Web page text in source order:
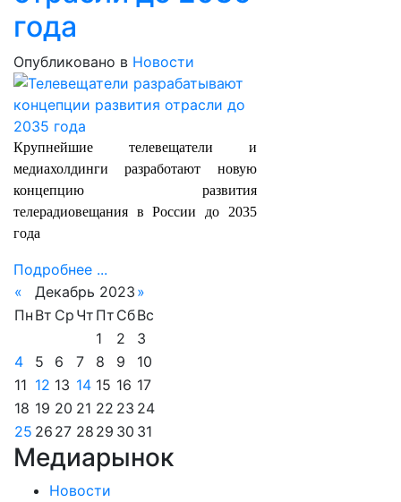
года
Опубликовано в Новости
Крупнейшие телевещатели и
медиахолдинги разработают новую
концепцию развития
телерадиовещания в России до 2035
года
Подробнее ...
«
Декабрь 2023 »
Пн Вт Ср Чт Пт СбВс
1
2
3
4
5 6 7 8 9
10
11 12 13 14 15 16 17
18 19 20 21 22 23 24
25 26 27 28 29 30 31
Медиарынок
Новости